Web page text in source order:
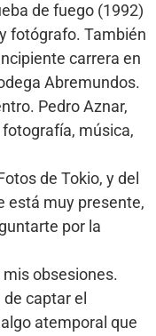
de fuego (1992)
fotógrafo. También
carrera en
Abremundos.
Pedro Aznar,
música,
de Tokio, y del
está muy presente,
por la
obsesiones.
captar el
atemporal que